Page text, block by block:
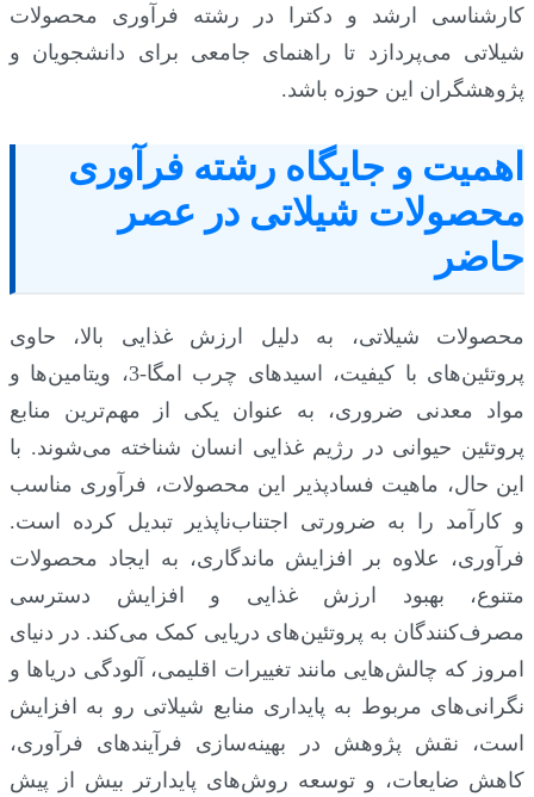
کارشناسی ارشد و دکترا در رشته فرآوری محصولات
شیلاتی می‌پردازد تا راهنمای جامعی برای دانشجویان و
پژوهشگران این حوزه باشد.
اهمیت و جایگاه رشته فرآوری
محصولات شیلاتی در عصر
حاضر
محصولات شیلاتی، به دلیل ارزش غذایی بالا، حاوی
پروتئین‌های با کیفیت، اسیدهای چرب امگا-3، ویتامین‌ها و
مواد معدنی ضروری، به عنوان یکی از مهم‌ترین منابع
پروتئین حیوانی در رژیم غذایی انسان شناخته می‌شوند. با
این حال، ماهیت فسادپذیر این محصولات، فرآوری مناسب
و کارآمد را به ضرورتی اجتناب‌ناپذیر تبدیل کرده است.
فرآوری، علاوه بر افزایش ماندگاری، به ایجاد محصولات
متنوع، بهبود ارزش غذایی و افزایش دسترسی
مصرف‌کنندگان به پروتئین‌های دریایی کمک می‌کند. در دنیای
امروز که چالش‌هایی مانند تغییرات اقلیمی، آلودگی دریاها و
نگرانی‌های مربوط به پایداری منابع شیلاتی رو به افزایش
است، نقش پژوهش در بهینه‌سازی فرآیندهای فرآوری،
کاهش ضایعات، و توسعه روش‌های پایدارتر بیش از پیش